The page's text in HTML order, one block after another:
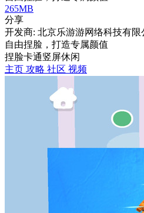
265MB
分享
开发商: 北京乐游游网络科技有限
自由捏脸，打造专属颜值
捏脸卡通竖屏休闲
主页 攻略 社区 视频